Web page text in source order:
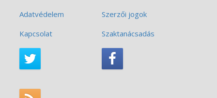
Adatvédelem
Szerzői jogok
Kapcsolat
Szaktanácsadás